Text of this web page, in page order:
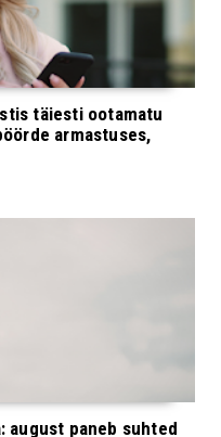
täiesti ootamatu
armastuses,
august paneb suhted